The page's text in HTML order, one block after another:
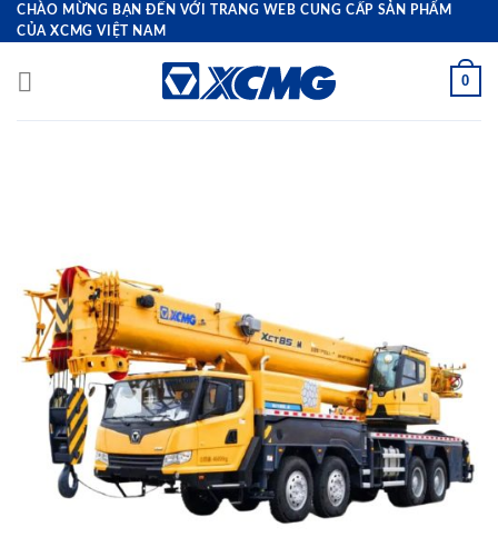
Bỏ
qua
dung
CHÀO MỪNG BẠN ĐẾN VỚI TRANG WEB CUNG CẤP SẢN PHẨM
CỦA XCMG VIỆT NAM
0